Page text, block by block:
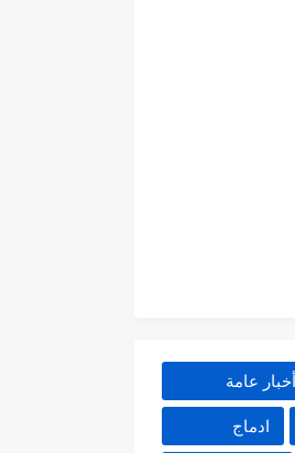
أخبار عامة
ادماج